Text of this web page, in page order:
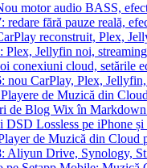
motor audio BASS,
redare fără pauze reală,
reconstruit, Plex,
Plex, Jellyfin noi,
conexiuni cloud, setările
nou CarPlay, Plex,
de Muzică din
de Blog Wix în
DSD Lossless pe iPhone
de Muzică din Cloud
Aliyun Drive, Synology,